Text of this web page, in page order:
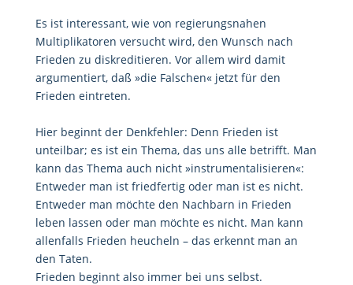
Es ist interessant, wie von regierungsnahen
Multiplikatoren versucht wird, den Wunsch nach
Frieden zu diskreditieren. Vor allem wird damit
argumentiert, daß »die Falschen« jetzt für den
Frieden eintreten.
Hier beginnt der Denkfehler: Denn Frieden ist
unteilbar; es ist ein Thema, das uns alle betrifft. Man
kann das Thema auch nicht »instrumentalisieren«:
Entweder man ist friedfertig oder man ist es nicht.
Entweder man möchte den Nachbarn in Frieden
leben lassen oder man möchte es nicht. Man kann
allenfalls Frieden heucheln – das erkennt man an
den Taten.
Frieden beginnt also immer bei uns selbst.